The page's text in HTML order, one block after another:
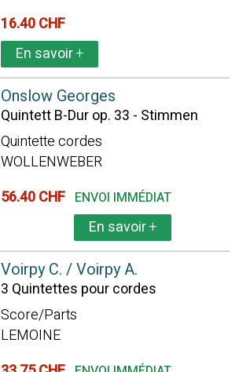
16.40 CHF
En savoir+
Onslow Georges
Quintett B-Dur op. 33 - Stimmen
Quintette cordes
WOLLENWEBER
56.40 CHF ENVOI IMMÉDIAT
En savoir+
Voirpy C. / Voirpy A.
3 Quintettes pour cordes
Score/Parts
LEMOINE